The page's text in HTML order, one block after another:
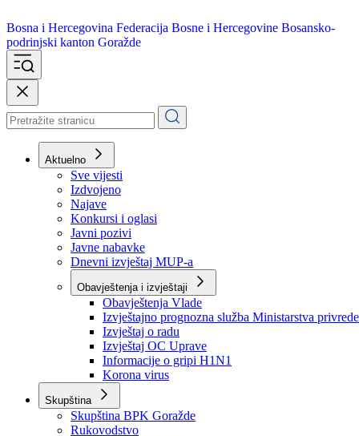
Bosna i Hercegovina
podrinjski kanton Goražde
Aktuelno
Sve vijesti
Izdvojeno
Najave
Konkursi i oglasi
Javni pozivi
Javne nabavke
Dnevni izvještaj MUP-a
Obavještenja i izvještaji
Obavještenja Vlade
Izvještajno prognozna služba Ministarstva privrede
Izvještaj o radu
Izvještaj OC Uprave
Informacije o gripi H1N1
Korona virus